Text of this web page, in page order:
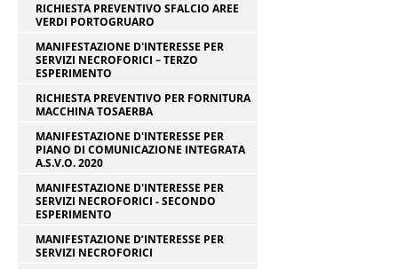
RICHIESTA PREVENTIVO SFALCIO AREE
VERDI PORTOGRUARO
MANIFESTAZIONE D'INTERESSE PER
SERVIZI NECROFORICI – TERZO
ESPERIMENTO
RICHIESTA PREVENTIVO PER FORNITURA
MACCHINA TOSAERBA
MANIFESTAZIONE D'INTERESSE PER
PIANO DI COMUNICAZIONE INTEGRATA
A.S.V.O. 2020
MANIFESTAZIONE D'INTERESSE PER
SERVIZI NECROFORICI - SECONDO
ESPERIMENTO
MANIFESTAZIONE D’INTERESSE PER
SERVIZI NECROFORICI